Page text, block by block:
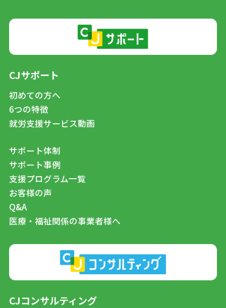
CJサポート
初めての方へ
6つの特徴
就労支援サービス動画
サポート体制
サポート事例
支援プログラム一覧
お客様の声
Q&A
医療・福祉関係の事業者様へ
CJコンサルティング